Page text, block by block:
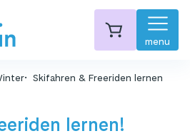
menu
Skifahren & Freeriden lernen
lernen!